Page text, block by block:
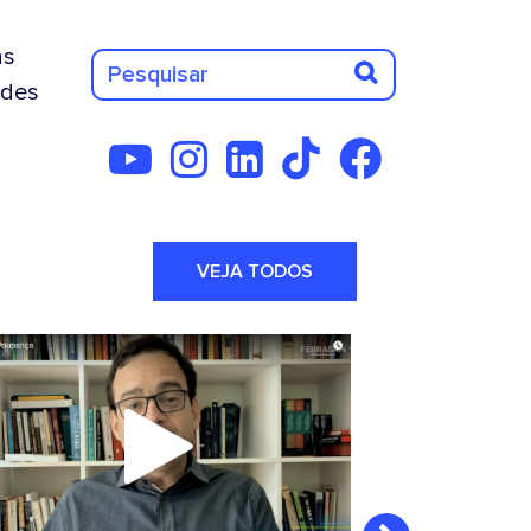
VEJA TODOS